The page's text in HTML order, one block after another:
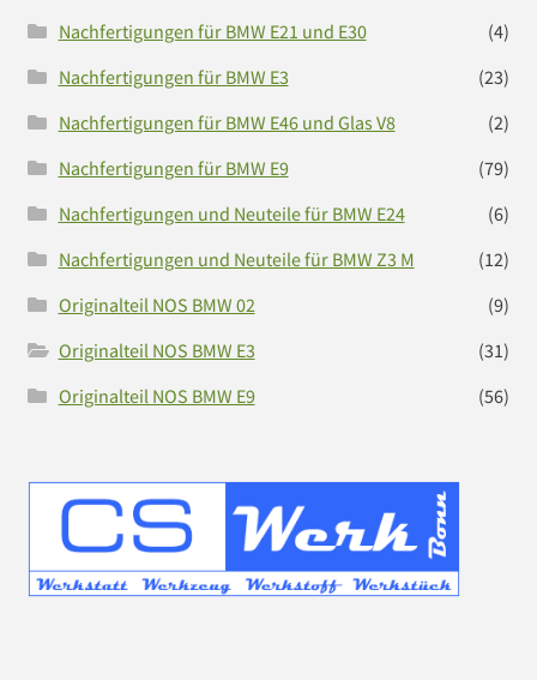
Nachfertigungen für BMW E21 und E30
(4)
Nachfertigungen für BMW E3
(23)
Nachfertigungen für BMW E46 und Glas V8
(2)
Nachfertigungen für BMW E9
(79)
Nachfertigungen und Neuteile für BMW E24
(6)
Nachfertigungen und Neuteile für BMW Z3 M
(12)
Originalteil NOS BMW 02
(9)
Originalteil NOS BMW E3
(31)
Originalteil NOS BMW E9
(56)